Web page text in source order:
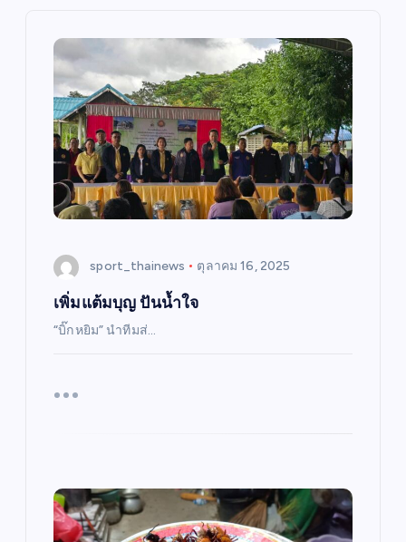
sport_thainews ตุลาคม 16, 2025
เพิ่มแต้มบุญ ปันน้ำใจ
“บิ๊กหยิม” นำทีมส่…